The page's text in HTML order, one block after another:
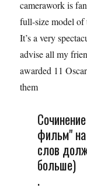
camerawork is
full-size model of
It’s a very
advise all my
awarded 11
them
фильм"
слов
больше)
.